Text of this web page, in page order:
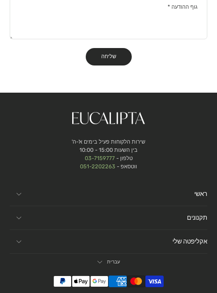
גוף ההודעה *
שליחה
שירות הלקוחות פעיל בימים א'-ה'
בין השעות 15:00 - 10:00
טלפון -03-7159777
ווטסאפ - 051-2202263
ראשי
תקנונים
אקליפטה שלי
עברית